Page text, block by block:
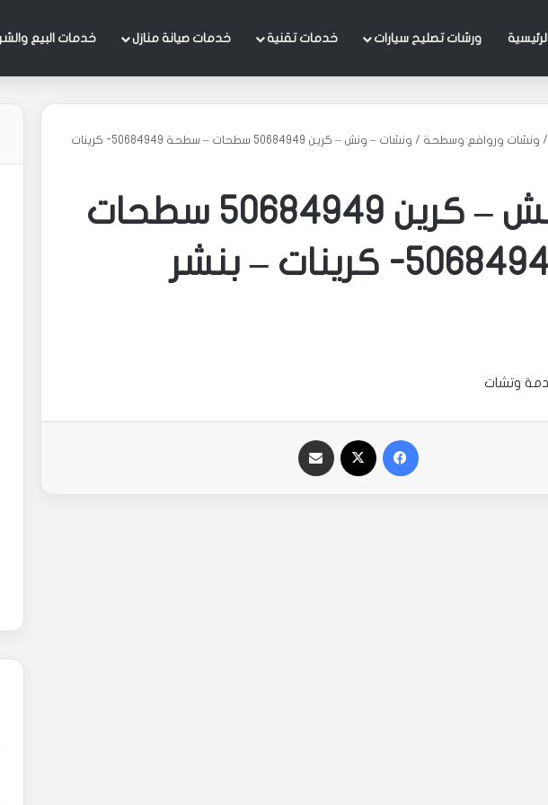
الرئيسية ورشات تصليح سيارات خدمات تقنية خدمات صيانة منازل خدمات البيع
/ ونشات وروافع وسطحة /
ونشات – ونش – كرين 50684949 سطحات – سطحة 50684949- كرينات
ونشات – ونش – كرين 50684949 سطحات
– سطحة 50684949- كرينات – بنشر
فيسبوك